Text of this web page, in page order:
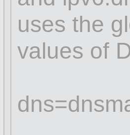
uses the
values of